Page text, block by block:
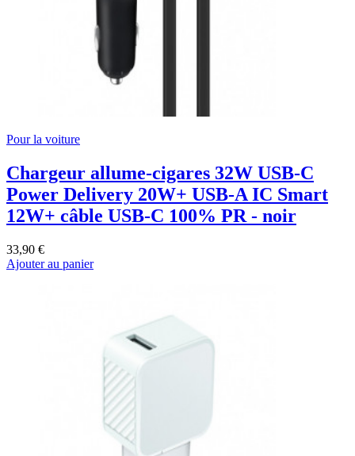
Pour la voiture
Chargeur allume-cigares 32W USB-C
Power Delivery 20W+ USB-A IC Smart
12W+ câble USB-C 100% PR - noir
33,90 €
Ajouter au panier